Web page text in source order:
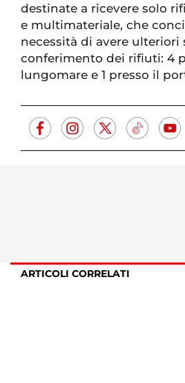
destinate a ricevere solo
e multimateriale, che
necessità di avere ulteriori
conferimento dei rifiuti: 4
lungomare e 1 presso il
ARTICOLI CORRELATI